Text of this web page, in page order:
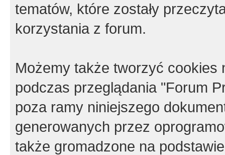
tematów, które zostały
korzystania z forum.
Możemy także tworzyć cookies
podczas przeglądania "Forum
poza ramy niniejszego
generowanych przez
także gromadzone na